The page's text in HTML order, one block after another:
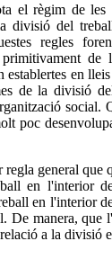
el règim de les
divisió del
regles
de
en
de la divisió
poc
general que
en l'interior
en l'interior
De manera, que
a la divisió